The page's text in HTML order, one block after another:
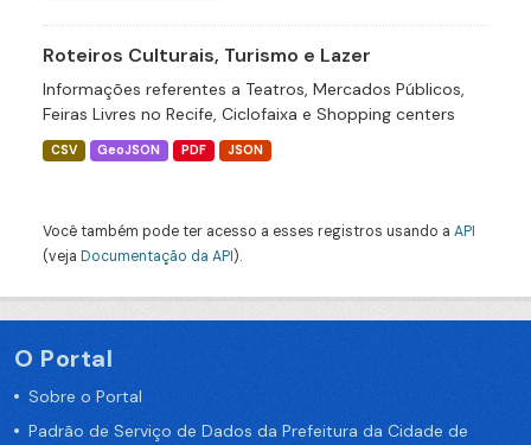
Roteiros Culturais, Turismo e Lazer
Informações referentes a Teatros, Mercados Públicos,
Feiras Livres no Recife, Ciclofaixa e Shopping centers
CSV GeoJSON PDF JSON
Você também pode ter acesso a esses registros usando a API
(veja Documentação da API).
O Portal
Sobre o Portal
Padrão de Serviço de Dados da Prefeitura da Cidade de